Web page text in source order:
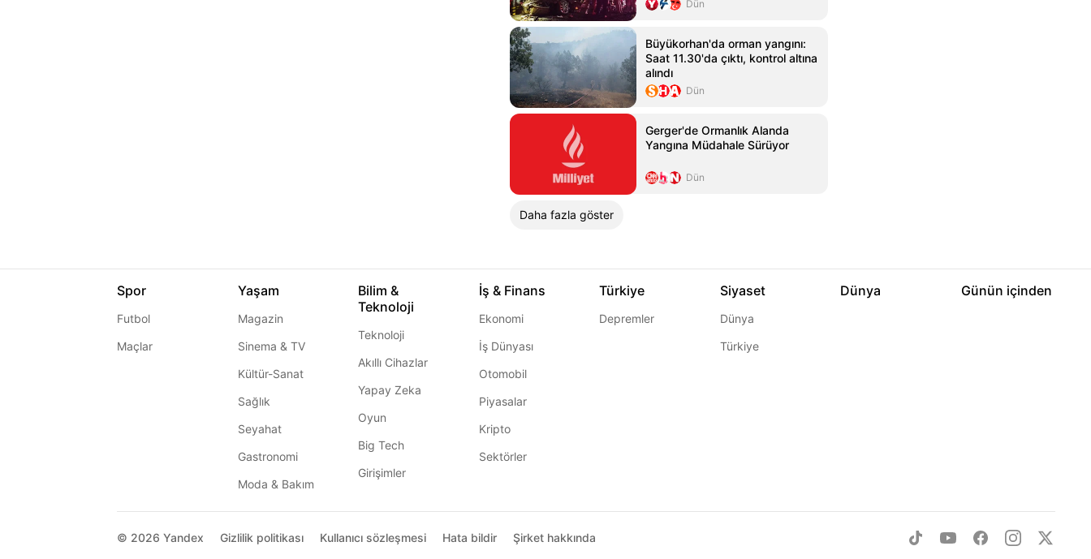
Dün
Büyükorhan'da orman yangını:
Saat 11.30'da çıktı, kontrol altına
alındı
Dün
Gerger'de Ormanlık Alanda
Yangına Müdahale Sürüyor
Dün
Daha fazla göster
Spor
Futbol
Maçlar
Yaşam
Magazin
Sinema & TV
Kültür-Sanat
Sağlık
Seyahat
Gastronomi
Moda & Bakım
Bilim &
Teknoloji
Teknoloji
Akıllı Cihazlar
Yapay Zeka
Oyun
Big Tech
Girişimler
İş & Finans
Ekonomi
İş Dünyası
Otomobil
Piyasalar
Kripto
Sektörler
Türkiye
Depremler
Siyaset
Dünya
Türkiye
Dünya Günün içinden
© 2026 Yandex Gizlilik politikası Kullanıcı sözleşmesi Hata bildir Şirket hakkında